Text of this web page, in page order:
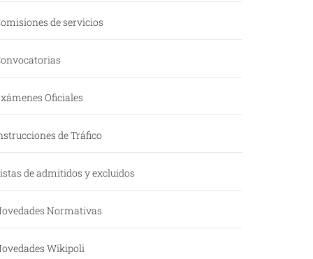
de servicios
Oficiales
de Tráfico
de admitidos y excluidos
Normativas
Wikipoli